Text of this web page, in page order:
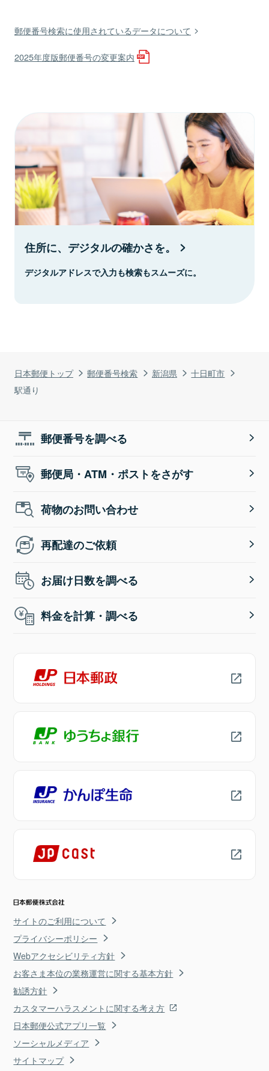
日本郵便トップ 郵便番号検索 新潟県
十日町市
駅通り
郵便番号検索に使用されているデータについて
2025年度版郵便番号の変更案内
住所に、デジタルの確かさを。
デジタルアドレスで入力も検索もスムーズに。
郵便番号を調べる
郵便局・ATM・ポストをさがす
荷物のお問い合わせ
再配達のご依頼
お届け日数を調べる
料金を計算・調べる
サイトのご利用について
プライバシーポリシー
Webアクセシビリティ方針
お客さま本位の業務運営に関する基本方針
勧誘方針
カスタマーハラスメントに関する考え方
日本郵便公式アプリ一覧
ソーシャルメディア
サイトマップ